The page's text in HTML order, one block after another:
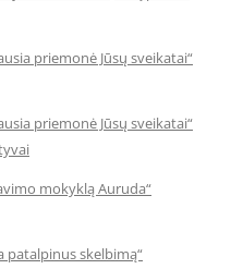
priemonė Jūsų sveikatai“
priemonė Jūsų sveikatai“
mokyklą Auruda“
patalpinus skelbimą“